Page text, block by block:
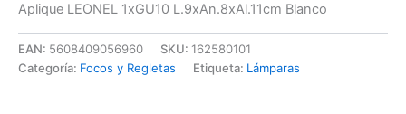
Aplique LEONEL 1xGU10 L.9xAn.8xAl.11cm Blanco
EAN: 5608409056960 SKU: 162580101
Categoría: Focos y Regletas Etiqueta: Lámparas